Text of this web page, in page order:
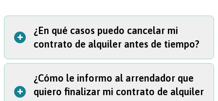
¿En qué casos puedo cancelar mi
contrato de alquiler antes de tiempo?
+
Puede cancelar su contrato de alquiler en las siguientes
dos situaciones:
¿Cómo le informo al arrendador que
quiero finalizar mi contrato de alquiler
+